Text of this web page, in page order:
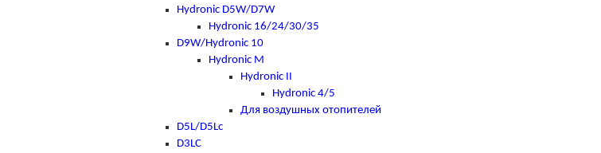
Hydronic D5W/D7W
Hydronic 16/24/30/35
D9W/Hydronic 10
Hydronic M
Hydronic II
Hydronic 4/5
Для воздушных отопителей
D5L/D5Lc
D3LC